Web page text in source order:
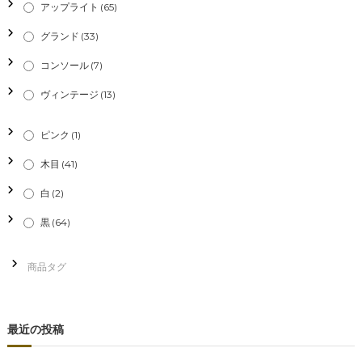
アップライト (65)
グランド (33)
コンソール (7)
ヴィンテージ (13)
ピンク (1)
木目 (41)
白 (2)
黒 (64)
最近の投稿